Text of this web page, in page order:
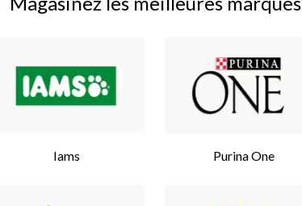
Iams Purina One